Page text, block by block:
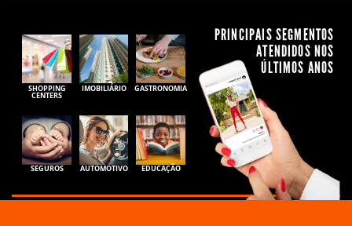
SHOPPING
CENTERS
SEGUROS AUTOMOTIVO
IMOBILIÁRIO GASTRONOMIA
EDUCAÇÃO
PRINCIPAIS SEGMENTOS
ATENDIDOS NOS
ÚLTIMOS ANOS